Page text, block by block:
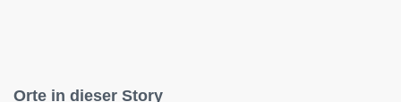
Orte in dieser Story